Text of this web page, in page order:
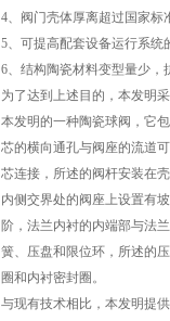
4、阀门壳体厚离超过国家标
5、可提高配套设备运行系统
6、结构陶瓷材料变型量少，
为了达到上述目的，本发明
本发明的一种陶瓷球阀，它
芯的横向通孔与阀座的流道
芯连接，所述的阀杆安装在
内侧交界处的阀座上设置有
阶，法兰内衬的内端部与法
簧、压盘和限位环，所述的
圈和内衬密封圈。
与现有技术相比，本发明提